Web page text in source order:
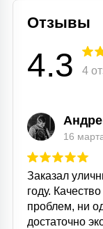
Отзывы
4.3 4
16
Заказал
году.
проблем, ни
достаточно